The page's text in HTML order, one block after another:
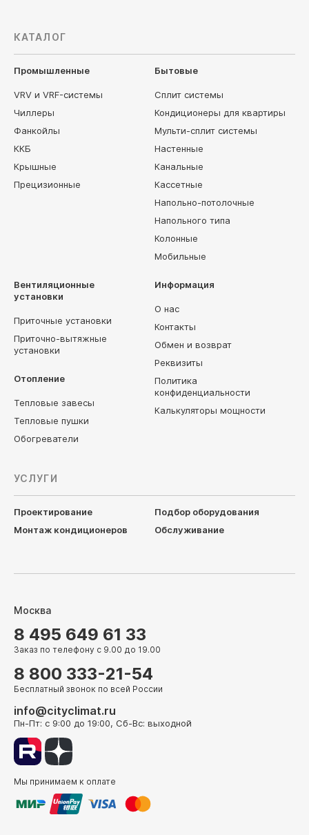
КАТАЛОГ
Промышленные
VRV и VRF-системы
Чиллеры
Фанкойлы
ККБ
Крышные
Прецизионные
Бытовые
Сплит системы
Кондиционеры для квартиры
Мульти-сплит системы
Настенные
Канальные
Кассетные
Напольно-потолочные
Напольного типа
Колонные
Мобильные
Вентиляционные
установки
Приточные установки
Приточно-вытяжные
установки
Отопление
Тепловые завесы
Тепловые пушки
Обогреватели
Информация
О нас
Контакты
Обмен и возврат
Реквизиты
Политика
конфиденциальности
Калькуляторы мощности
УСЛУГИ
Проектирование
Подбор оборудования
Монтаж кондиционеров
Обслуживание
Москва
8 495 649 61 33
Заказ по телефону с 9.00 до 19.00
8 800 333-21-54
Бесплатный звонок по всей России
info@cityclimat.ru
Пн-Пт: с 9:00 до 19:00, Сб-Вс: выходной
Мы принимаем к оплате